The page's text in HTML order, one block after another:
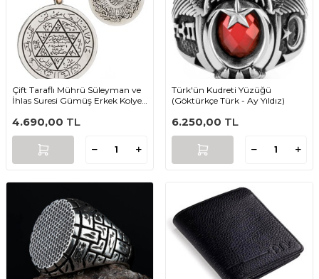
Çift Taraflı Mührü Süleyman ve
İhlas Suresi Gümüş Erkek Kolye
4.690,00 TL
Türk'ün Kudreti Yüzüğü
(Göktürkçe Türk - Ay Yıldız)
6.250,00 TL